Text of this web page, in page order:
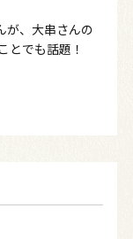
が、大串さんの
とでも話題！